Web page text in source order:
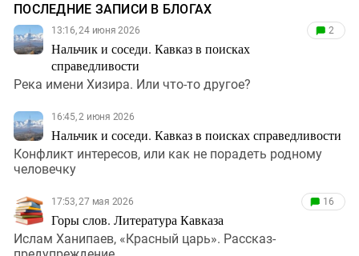
ПОСЛЕДНИЕ ЗАПИСИ В БЛОГАХ
13:16, 24 июня 2026
Нальчик и соседи. Кавказ в поисках
справедливости
2
Река имени Хизира. Или что-то другое?
16:45, 2 июня 2026
Нальчик и соседи. Кавказ в поисках справедливости
Конфликт интересов, или как не порадеть родному
человечку
17:53, 27 мая 2026
Горы слов. Литература Кавказа
16
Ислам Ханипаев, «Красный царь». Рассказ-